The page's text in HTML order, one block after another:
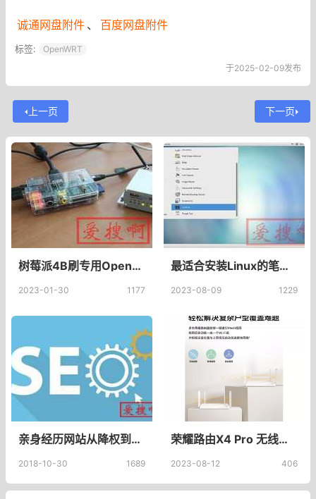
诚通网盘附件 、 百度网盘附件
标签:
OpenWRT
于2025-02-09发布
上一页 下一页
树莓派4B刷专用Openwrt做旁路由设置_树莓派4B openwrt固件下载
2023-01-30 1177
最适合安装Linux的笔记本电脑是什么？
2023-08-09 1229
亲身经历网站从降权到恢复的过程网站收录一直下降收录下降的原因分析
2018-10-30 1689
荣耀路由X4 Pro 无线WiFi双千兆端口家用路由器智能加速儿童上网保护_荣耀官方旗舰店
2023-08-12 406